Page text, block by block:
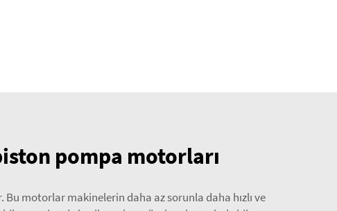
pompa motorları
motorlar makinelerin daha az sorunla daha hızlı ve